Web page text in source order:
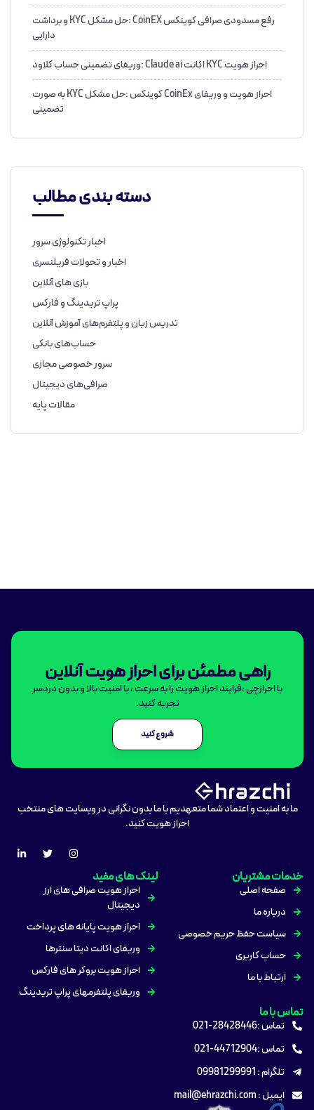
رفع مسدودی صرافی کوینکس CoinEX :حل مشکل KYC و برداشت
دارایی
احراز هویت KYC اکانت Claude ai :وریفای تضمینی حساب کلاود
احراز هویت و وریفای CoinEx کوینکس :حل مشکل KYC به صورت
تضمینی
دسته بندی مطالب
اخبار تکنولوژی سرور
اخبار و تحولات فریلنسری
بازی های آنلاین
پراپ تریدینگ و فارکس
تدریس زبان و پلتفرم‌های آموزش آنلاین
حساب‌های بانکی
سرور خصوصی مجازی
صرافی‌های دیجیتال
مقالات پایه
راهی مطمئن برای احراز هویت آنلاین
با احرازچی ،فرایند احراز هویت را به سرعت ، با امنیت بالا و بدون دردسر
تجربه کنید.
شروع کنید
ما به امنیت و اعتماد شما متعهدیم با ما بدون نگرانی در وبسایت های منتخب
احراز هویت کنید.
خدمات مشتریان
صفحه اصلی
درباره ما
سیاست حفظ حریم خصوصی
حساب کاربری
ارتباط با ما
لینک های مفید
احراز هویت صرافی های ارز
دیجیتال
احراز هویت پایانه های پرداخت
وریفای اکانت دیتا سنترها
احراز هویت بروکر های فارکس
وریفای پلتفرمهای پراپ تریدینگ
تماس با ما
تماس :28428446-021
تماس :44712904-021
تلگرام : 09981299991
ایمیل : mail@ehrazchi.com